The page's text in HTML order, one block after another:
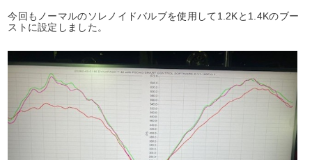
今回もノーマルのソレノイドバルブを使用して1.2Kと1.4Kのブー
ストに設定しました。